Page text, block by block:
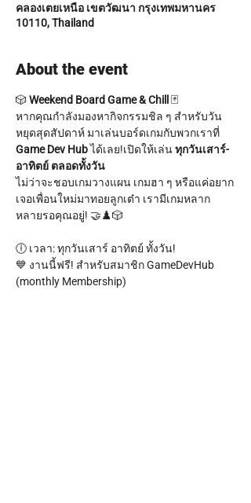
คลองเตยเหนือ เขตวัฒนา กรุงเทพมหานคร
10110, Thailand
About the event
🎲 Weekend Board Game & Chill
🃏
หากคุณกำลังมองหากิจกรรมชิล ๆ สำหรับวัน
หยุดสุดสัปดาห์ มาเล่นบอร์ดเกมกับพวกเราที่
Game Dev Hub ได้เลย!เปิดให้เล่น ทุกวันเสาร์-
อาทิตย์ ตลอดทั้งวัน
ไม่ว่าจะชอบเกมวางแผน เกมฮา ๆ หรือแค่อยาก
เจอเพื่อนใหม่มาทอยลูกเต๋า เรามีเกมหลาก
หลายรอคุณอยู่! 🤝♟️🎲
🕕 เวลา: ทุกวันเสาร์ อาทิตย์ ทั้งวัน!
💙 งานนี้ฟรี! สำหรับสมาชิก GameDevHub
(monthly Membership)